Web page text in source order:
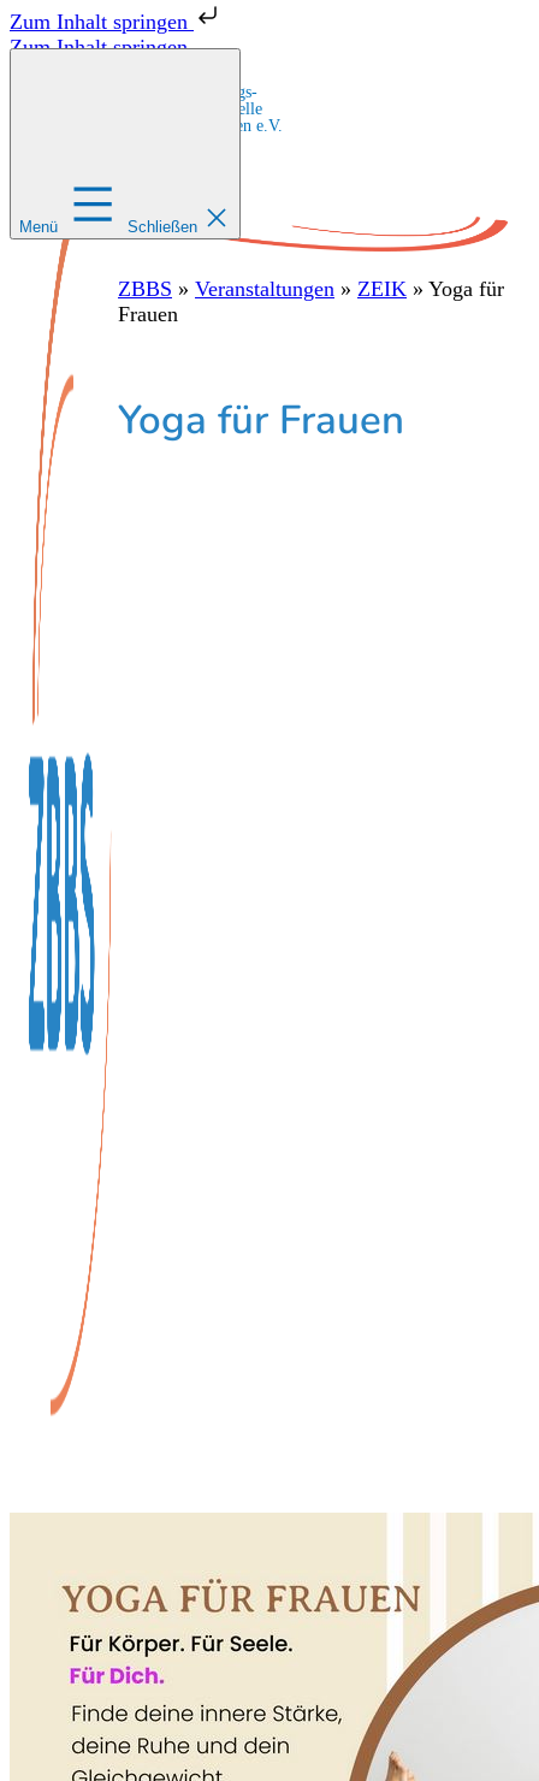
Zum Inhalt springen
Zum Inhalt springen
Zentrale Bildungs-
und Beratungsstelle
für Migrant:innen e.V.
Menü Schließen
ZBBS » Veranstaltungen » ZEIK » Yoga für
Frauen
Yoga für Frauen